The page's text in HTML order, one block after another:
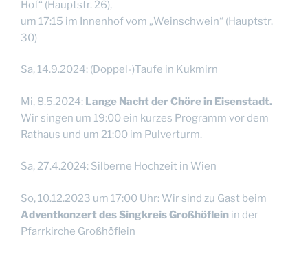
Hof“ (Hauptstr. 26),
um 17:15 im Innenhof vom „Weinschwein“ (Hauptstr.
30)
Sa, 14.9.2024: (Doppel-)Taufe in Kukmirn
Mi, 8.5.2024: Lange Nacht der Chöre in Eisenstadt.
Wir singen um 19:00 ein kurzes Programm vor dem
Rathaus und um 21:00 im Pulverturm.
Sa, 27.4.2024: Silberne Hochzeit in Wien
So, 10.12.2023 um 17:00 Uhr: Wir sind zu Gast beim
Adventkonzert des Singkreis Großhöflein in der
Pfarrkirche Großhöflein